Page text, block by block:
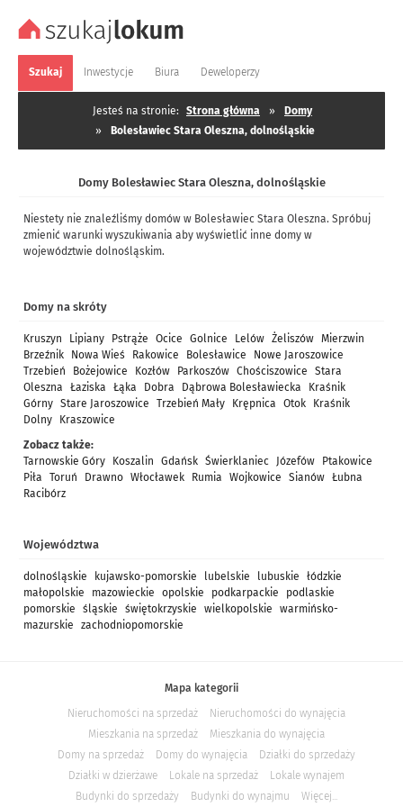
Szukaj Inwestycje Biura Deweloperzy
Jesteś na stronie: Strona główna »
Domy
»
Bolesławiec Stara Oleszna, dolnośląskie
Domy Bolesławiec Stara Oleszna, dolnośląskie
Niestety nie znaleźliśmy domów w Bolesławiec Stara Oleszna. Spróbuj
zmienić warunki wyszukiwania aby wyświetlić inne domy w
województwie dolnośląskim.
Domy na skróty
Kruszyn Lipiany Pstrąże Ocice Golnice Lelów Żeliszów Mierzwin
Brzeźnik
Nowa Wieś Rakowice Bolesławice
Nowe Jaroszowice
Trzebień
Bożejowice Kozłów Parkoszów Chościszowice
Stara
Oleszna
Łaziska Łąka Dobra Dąbrowa Bolesławiecka
Kraśnik
Górny Stare Jaroszowice Trzebień Mały Krępnica Otok
Kraśnik
Dolny
Kraszowice
Zobacz także:
Tarnowskie Góry
Koszalin Gdańsk Świerklaniec Józefów
Ptakowice
Piła
Toruń Drawno Włocławek Rumia Wojkowice Sianów Łubna
Racibórz
Województwa
dolnośląskie kujawsko-pomorskie lubelskie lubuskie
łódzkie
małopolskie
mazowieckie opolskie podkarpackie
podlaskie
pomorskie
śląskie świętokrzyskie wielkopolskie
warmińsko-
mazurskie
zachodniopomorskie
Mapa kategorii
Nieruchomości na sprzedaż
Nieruchomości do wynajęcia
Mieszkania na sprzedaż
Mieszkania do wynajęcia
Domy na sprzedaż
Domy do wynajęcia
Działki do sprzedaży
Działki w dzierżawe
Lokale na sprzedaż
Lokale wynajem
Budynki do sprzedaży
Budynki do wynajmu Więcej...